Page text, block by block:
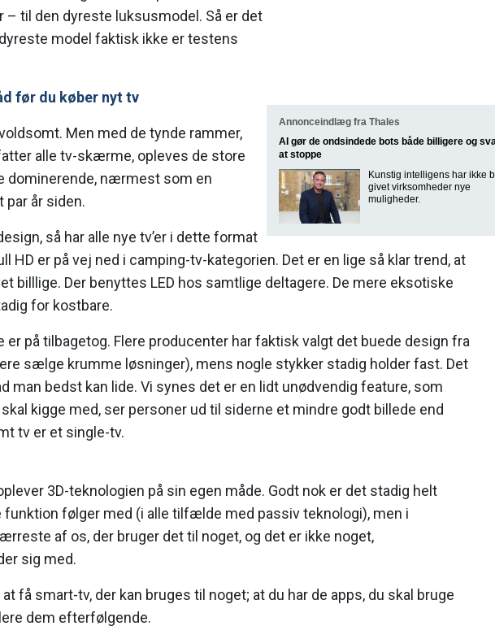
Annonceindlæg fra Thales
AI gør de ondsindede bots både billigere og
at stoppe
Kunstig intelligens har ikke
givet virksomheder nye
muligheder.
– til den dyreste luksusmodel. Så er det
model faktisk ikke er testens
før du køber nyt tv
Men med de tynde rammer,
alle tv-skærme, opleves de store
dominerende, nærmest som en
par år siden.
så har alle nye tv’er i dette format
HD er på vej ned i camping-tv-kategorien. Det er en lige så klar trend, at
billlige. Der benyttes LED hos samtlige deltagere. De mere eksotiske
for kostbare.
på tilbagetog. Flere producenter har faktisk valgt det buede design fra
sælge krumme løsninger), mens nogle stykker stadig holder fast. Det
man bedst kan lide. Vi synes det er en lidt unødvendig feature, som
kigge med, ser personer ud til siderne et mindre godt billede end
tv er et single-tv.
3D-teknologien på sin egen måde. Godt nok er det stadig helt
funktion følger med (i alle tilfælde med passiv teknologi), men i
af os, der bruger det til noget, og det er ikke noget,
sig med.
få smart-tv, der kan bruges til noget; at du har de apps, du skal bruge
dem efterfølgende.